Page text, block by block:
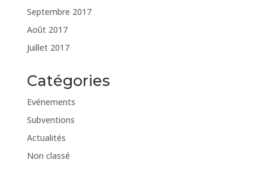
Septembre 2017
Août 2017
Juillet 2017
Catégories
Evénements
Subventions
Actualités
Non classé